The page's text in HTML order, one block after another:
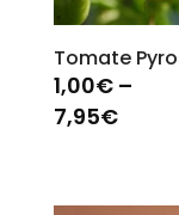
Tomate
1,00€–
7,95€